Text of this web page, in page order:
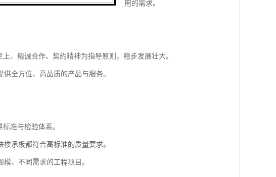
满足现代建筑对灵活布局与多功能应用的需求。
、精诚合作、契约精神为指导原则，稳步发展壮大。
全方位、高品质的产品与服务。
准与检验体系。
承板都符合高标准的质量要求。
、不同需求的工程项目。